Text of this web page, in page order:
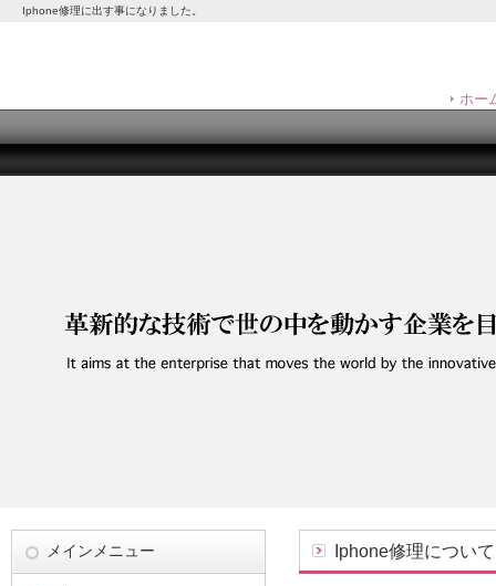
Iphone修理に出す事になりました。
ホー
Iphone修理について
メインメニュー